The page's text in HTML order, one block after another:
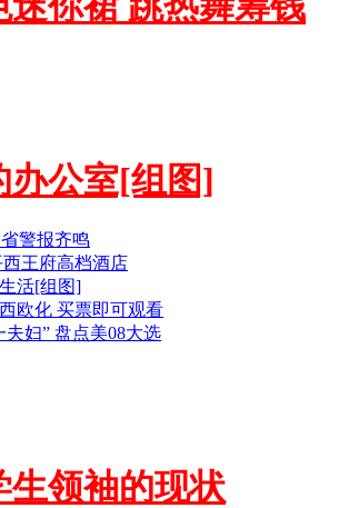
办公室[组图]
警报齐鸣
王府高档酒店
活[组图]
欧化 买票即可观看
妇” 盘点美08大选
生领袖的现状